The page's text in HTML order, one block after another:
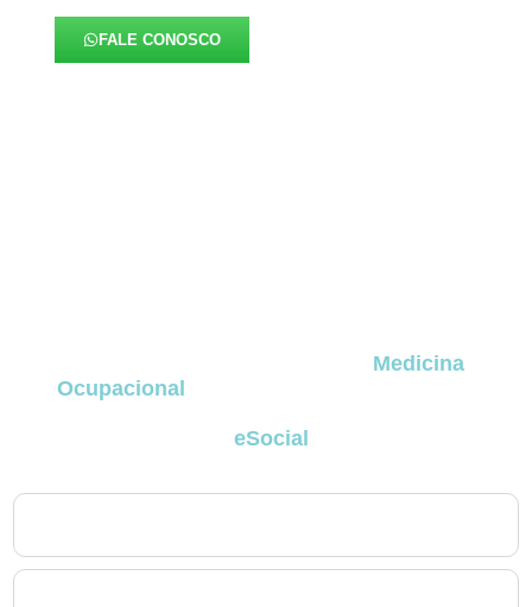
FALE CONOSCO
Medicina
Ocupacional
eSocial